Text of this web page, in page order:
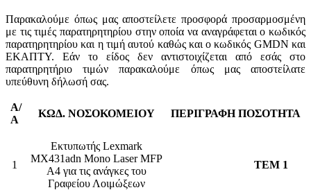
Παρακαλούμε όπως μας αποστείλετε προσφορά προσαρμοσμένη
με τις τιμές παρατηρητηρίου στην οποία να αναγράφεται ο κωδικός
παρατηρητηρίου και η τιμή αυτού καθώς και ο κωδικός GMDN και
ΕΚΑΠΤΥ. Εάν το είδος δεν αντιστοιχίζεται από εσάς στο
παρατηρητήριο τιμών παρακαλούμε όπως μας αποστείλατε
υπεύθυνη δήλωσή σας.
Α/
Α
ΚΩΔ. ΝΟΣΟΚΟΜΕΙΟΥ ΠΕΡΙΓΡΑΦΗ ΠΟΣΟΤΗΤΑ
1
Εκτυπωτής Lexmark
MX431adn Mono Laser MFP
Α4 για τις ανάγκες του
Γραφείου Λοιμώξεων
TEM 1